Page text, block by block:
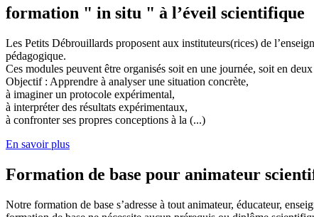
formation " in situ " à l’éveil scientifique
Les Petits Débrouillards proposent aux instituteurs(rices) de
pédagogique.
Ces modules peuvent être organisés soit en une journée, soit en
Objectif : Apprendre à analyser une situation concrète,
à imaginer un protocole expérimental,
à interpréter des résultats expérimentaux,
à confronter ses propres conceptions à la (...)
En savoir plus
Formation de base pour animateur
Notre formation de base s’adresse à tout animateur, éducateur,